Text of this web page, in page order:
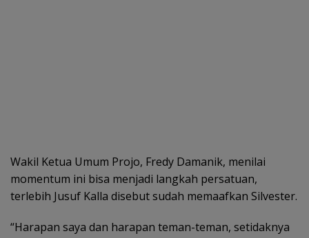
Wakil Ketua Umum Projo, Fredy Damanik, menilai
momentum ini bisa menjadi langkah persatuan,
terlebih Jusuf Kalla disebut sudah memaafkan Silvester.
“Harapan saya dan harapan teman-teman, setidaknya